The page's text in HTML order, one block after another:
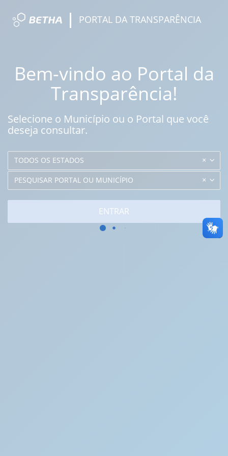
PORTAL DA TRANSPARÊNCIA
Bem-vindo ao Portal da
Transparência!
Selecione o Município ou o Portal que você
deseja consultar.
TODOS OS ESTADOS
PESQUISAR PORTAL OU MUNICÍPIO
ENTRAR